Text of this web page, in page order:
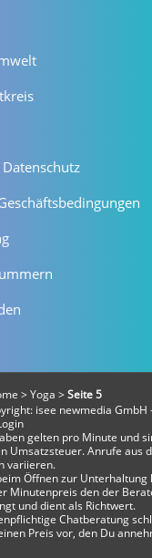
> Yoga > Seite 5
isee newmedia GmbH
gelten pro Minute und
Umsatzsteuer. Anrufe aus
variieren.
Öffnen zur Unterhaltung
Minutenpreis den der
und dient als Richtwert.
Chatberatung
Preis vor, den Du